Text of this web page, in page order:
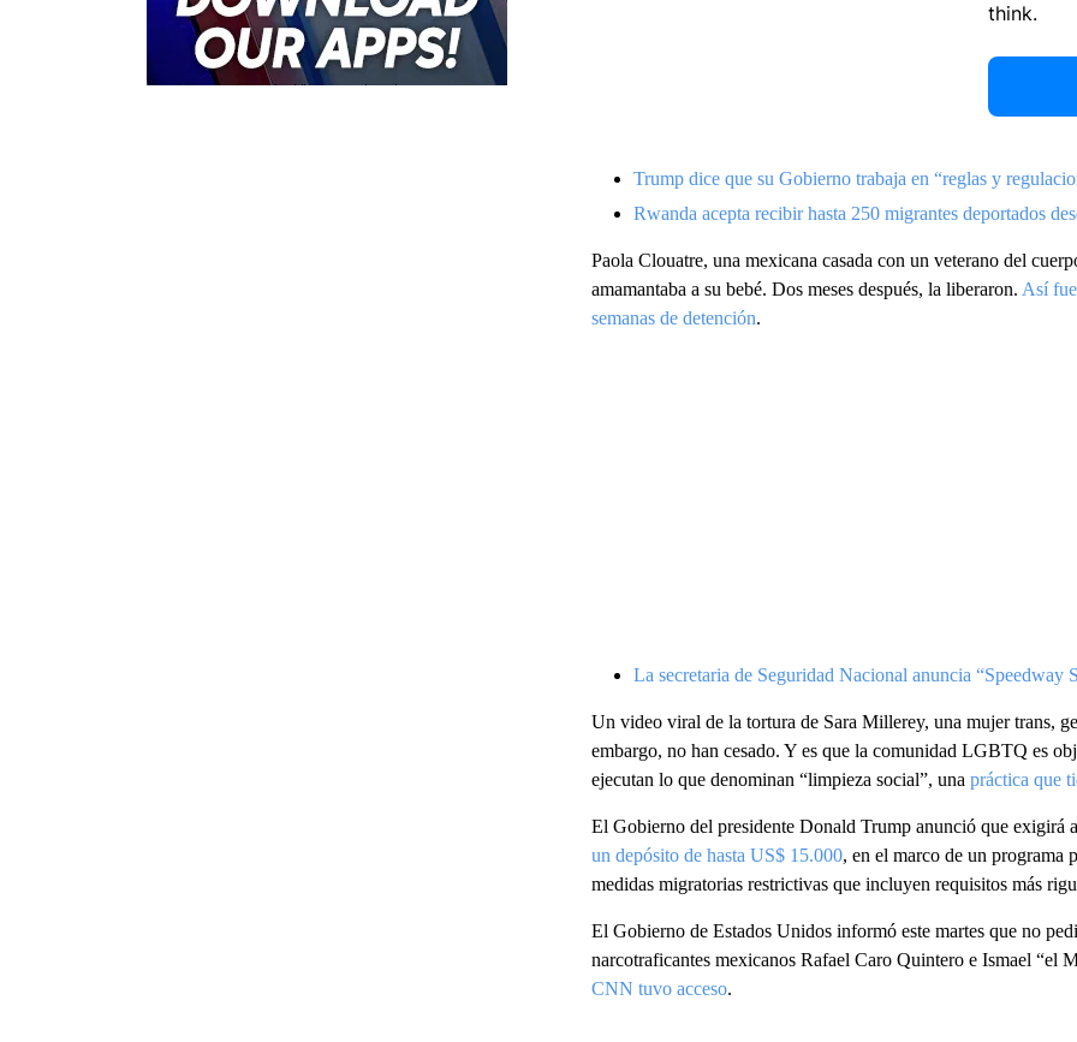
think.
Trump dice que su Gobierno trabaja en “reglas y
Rwanda acepta recibir hasta 250 migrantes deportados
Paola Clouatre, una mexicana casada con un veterano del
amamantaba a su bebé. Dos meses después, la liberaron. Así
semanas de detención.
La secretaria de Seguridad Nacional anuncia “Speedway
Un video viral de la tortura de Sara Millerey, una mujer trans,
embargo, no han cesado. Y es que la comunidad LGBTQ es
ejecutan lo que denominan “limpieza social”, una práctica que
El Gobierno del presidente Donald Trump anunció que exigirá
un depósito de hasta US$ 15.000, en el marco de un programa
medidas migratorias restrictivas que incluyen requisitos más
El Gobierno de Estados Unidos informó este martes que no
narcotraficantes mexicanos Rafael Caro Quintero e Ismael “el
CNN tuvo acceso.